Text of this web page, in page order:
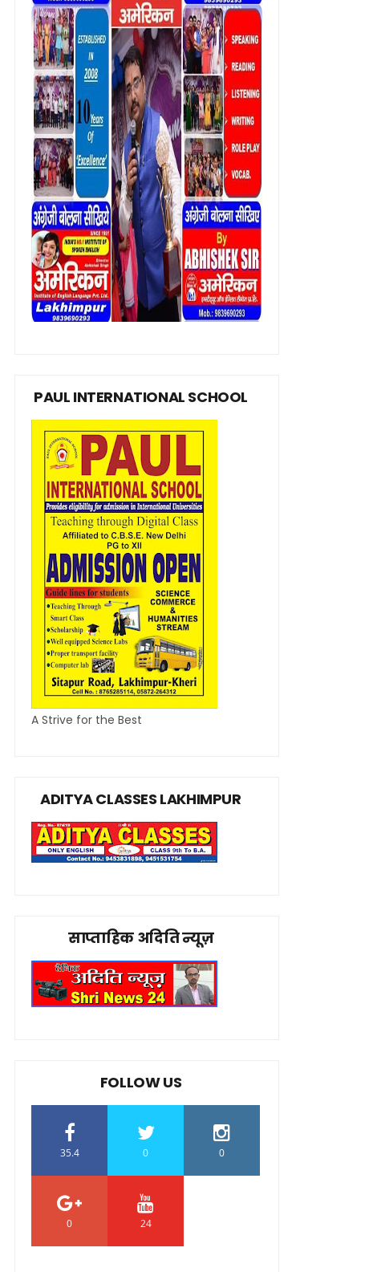
PAUL INTERNATIONAL SCHOOL
A Strive for the Best
ADITYA CLASSES LAKHIMPUR
साप्ताहिक अदिति न्यूज़
FOLLOW US
35.4 0 0
0 24